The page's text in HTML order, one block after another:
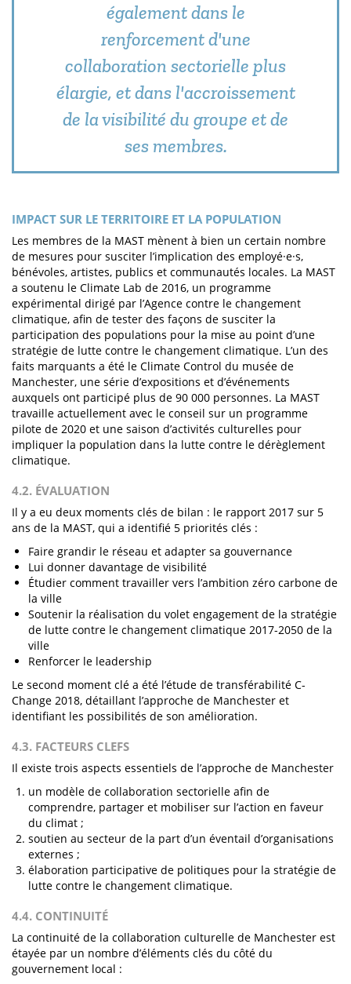
également dans le
renforcement d'une
collaboration sectorielle plus
élargie, et dans l'accroissement
de la visibilité du groupe et de
ses membres.
IMPACT SUR LE TERRITOIRE ET LA POPULATION
Les membres de la MAST mènent à bien un certain nombre
de mesures pour susciter l’implication des employé·e·s,
bénévoles, artistes, publics et communautés locales. La MAST
a soutenu le Climate Lab de 2016, un programme
expérimental dirigé par l’Agence contre le changement
climatique, afin de tester des façons de susciter la
participation des populations pour la mise au point d’une
stratégie de lutte contre le changement climatique. L’un des
faits marquants a été le Climate Control du musée de
Manchester, une série d’expositions et d’événements
auxquels ont participé plus de 90 000 personnes. La MAST
travaille actuellement avec le conseil sur un programme
pilote de 2020 et une saison d’activités culturelles pour
impliquer la population dans la lutte contre le dérèglement
climatique.
4.2. ÉVALUATION
Il y a eu deux moments clés de bilan : le rapport 2017 sur 5
ans de la MAST, qui a identifié 5 priorités clés :
Faire grandir le réseau et adapter sa gouvernance
Lui donner davantage de visibilité
Étudier comment travailler vers l’ambition zéro carbone de
la ville
Soutenir la réalisation du volet engagement de la stratégie
de lutte contre le changement climatique 2017-2050 de la
ville
Renforcer le leadership
Le second moment clé a été l’étude de transférabilité C-
Change 2018, détaillant l’approche de Manchester et
identifiant les possibilités de son amélioration.
4.3. FACTEURS CLEFS
Il existe trois aspects essentiels de l’approche de Manchester
un modèle de collaboration sectorielle afin de
comprendre, partager et mobiliser sur l’action en faveur
du climat ;
soutien au secteur de la part d’un éventail d’organisations
externes ;
élaboration participative de politiques pour la stratégie de
lutte contre le changement climatique.
4.4. CONTINUITÉ
La continuité de la collaboration culturelle de Manchester est
étayée par un nombre d’éléments clés du côté du
gouvernement local :